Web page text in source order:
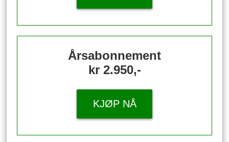
Årsabonnement
kr 2.950,-
KJØP NÅ